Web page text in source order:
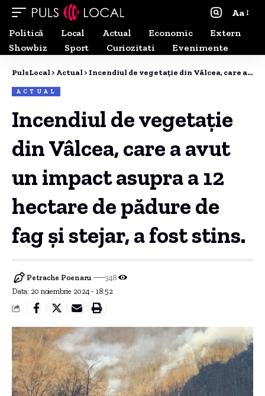
Aa
Politică
Local Actual Economic
Extern
Showbiz
Sport Curiozitati Evenimente
PulsLocal > Actual > Incendiul de vegetație din Vâlcea, care a avut un impact asupra a 12 hectare de pădure de fag și stejar, a fost stins.
ACTUAL
Incendiul de vegetație
din Vâlcea, care a avut
un impact asupra a 12
hectare de pădure de
fag și stejar, a fost stins.
Data: 20 noiembrie 2024 - 18:52
Petrache Poenaru 348